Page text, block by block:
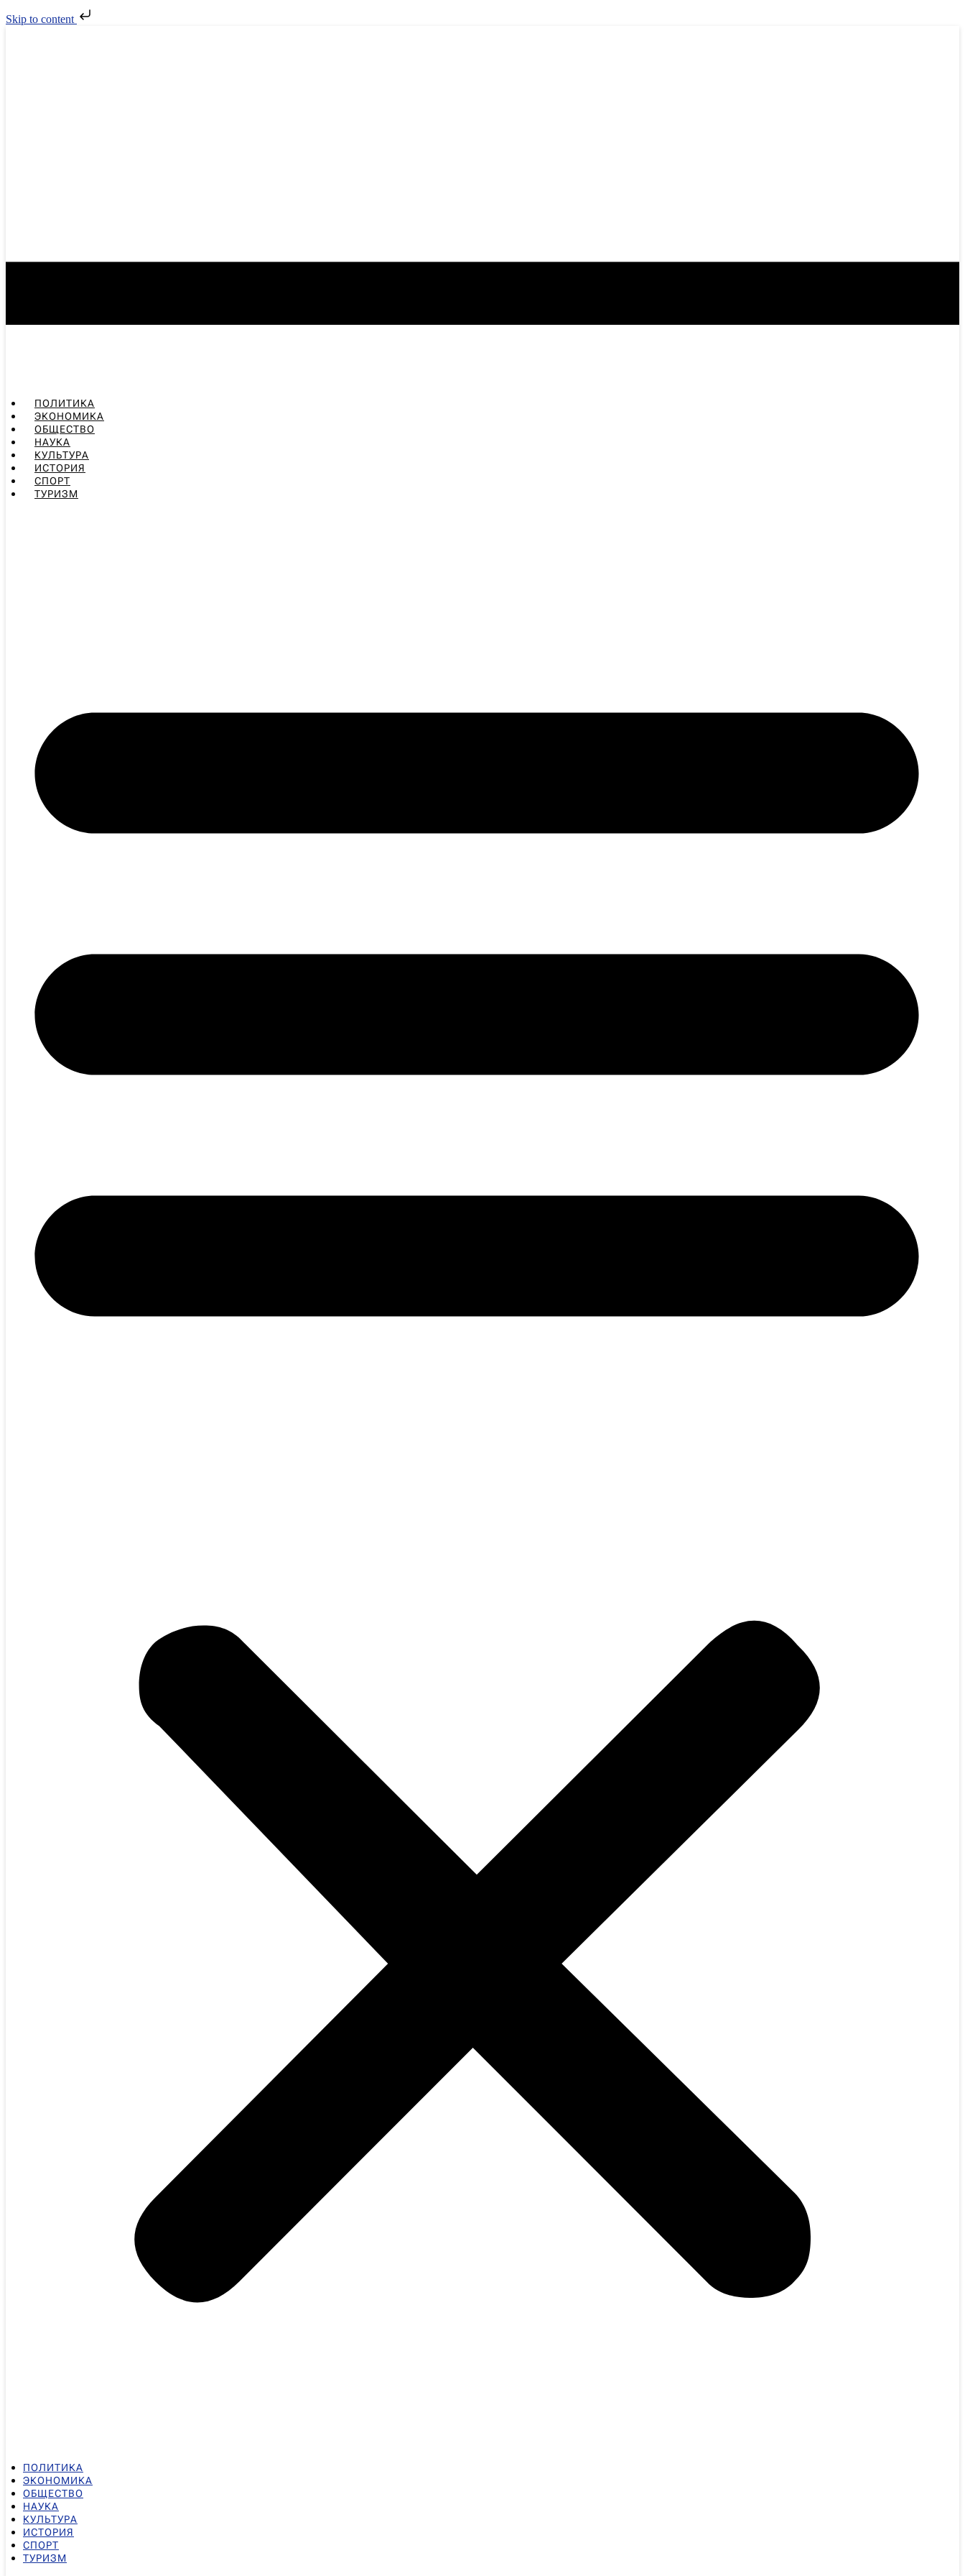
Skip to content
ПОДПИСАТЬСЯ
ПОЛИТИКА
ЭКОНОМИКА
ОБЩЕСТВО
НАУКА
КУЛЬТУРА
ИСТОРИЯ
СПОРТ
ТУРИЗМ
ПОЛИТИКА
ЭКОНОМИКА
ОБЩЕСТВО
НАУКА
КУЛЬТУРА
ИСТОРИЯ
СПОРТ
ТУРИЗМ